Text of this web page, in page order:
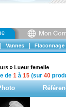
Vannes Flaconnage
» Lueur femelle
de 1 à 15 (sur 40